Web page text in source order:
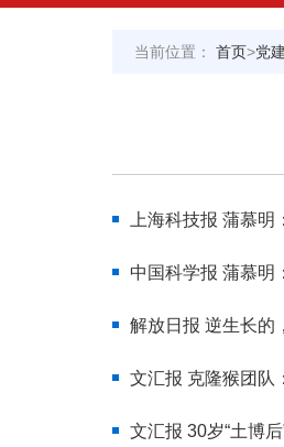
当前位置： 首页>党
上海科技报 蒲慕
中国科学报 蒲慕明
解放日报 逆生长的
文汇报 克隆猴团队
文汇报 30岁“土博